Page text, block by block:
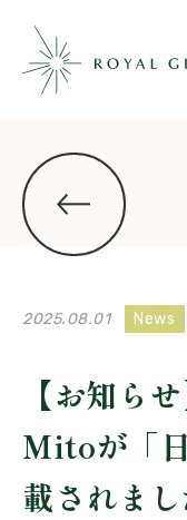
ROYAL GREEN
【お知ら
Mitoが「
載されま
2025.08.01 News
ニュース一覧